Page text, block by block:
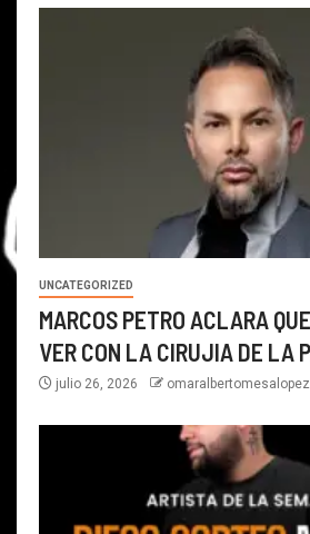
UNCATEGORIZED
MARCOS PETRO ACLARA
VER CON LA CIRUJIA DE LA
julio 26, 2026